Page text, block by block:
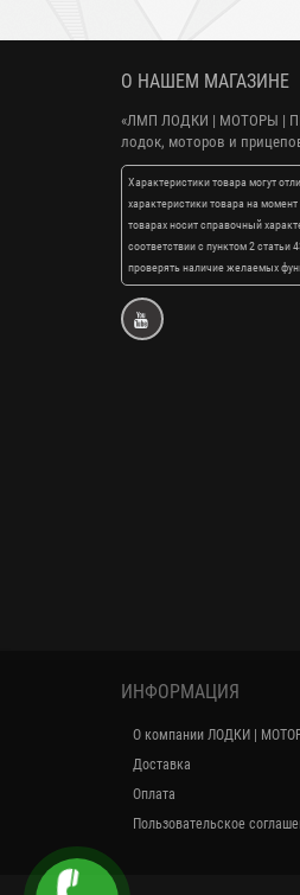
О НАШЕМ МАГАЗИНЕ
«ЛМП ЛОДКИ | МОТОРЫ |
лодок, моторов и
Характеристики товара могут
характеристики товара на
товарах носит справочный
соответствии с пунктом 2
проверять наличие желаемых
ИНФОРМАЦИЯ
О компании ЛОДКИ |
Доставка
Оплата
Пользовательское